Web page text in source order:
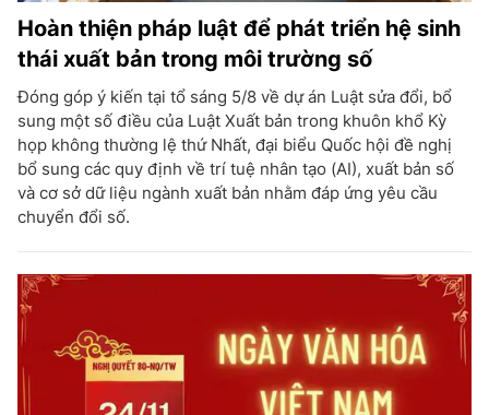
Hoàn thiện pháp luật để phát triển hệ sinh
thái xuất bản trong môi trường số
Đóng góp ý kiến tại tổ sáng 5/8 về dự án Luật sửa đổi, bổ
sung một số điều của Luật Xuất bản trong khuôn khổ Kỳ
họp không thường lệ thứ Nhất, đại biểu Quốc hội đề nghị
bổ sung các quy định về trí tuệ nhân tạo (AI), xuất bản số
và cơ sở dữ liệu ngành xuất bản nhằm đáp ứng yêu cầu
chuyển đổi số.